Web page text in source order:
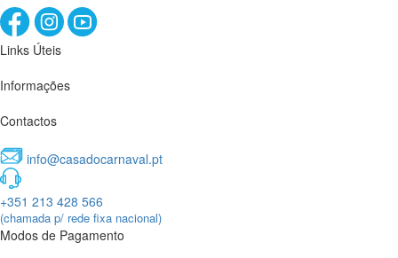
Links Úteis
Informações
Contactos
info@casadocarnaval.pt
+351 213 428 566
(chamada p/ rede fixa nacional)
Modos de Pagamento